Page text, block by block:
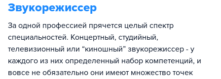
Звукорежиссер
За одной профессией прячется целый спектр
специальностей. Концертный, студийный,
телевизионный или “киношный” звукорежиссер - у
каждого из них определенный набор компетенций, и
вовсе не обязательно они имеют множество точек